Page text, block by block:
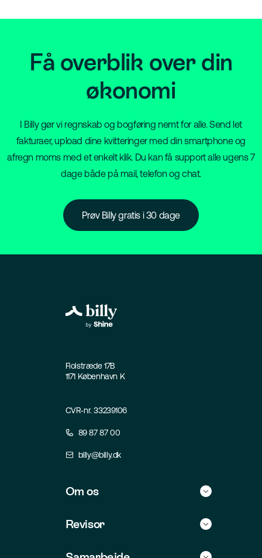
Få overblik over din
økonomi
I Billy gør vi regnskab og bogføring nemt for alle. Send let
fakturaer, upload dine kvitteringer med din smartphone og
afregn moms med et enkelt klik. Du kan få support alle ugens 7
dage både på mail, telefon og chat.
Prøv Billy gratis i 30 dage
Fiolstræde 17B
1171 København K
CVR-nr. 33239106
89 87 87 00
billy@billy.dk
Om os
Revisor